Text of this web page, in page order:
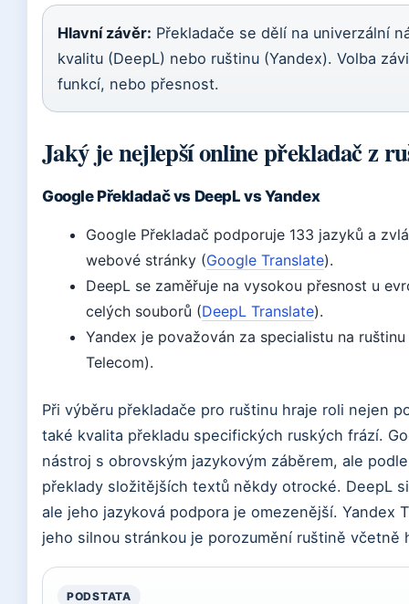
Hlavní závěr: Překladače se dělí na univerzální
kvalitu (DeepL) nebo ruštinu (Yandex). Volba
funkcí, nebo přesnost.
Jaký je nejlepší online překladač z
Google Překladač vs DeepL vs Yandex
Google Překladač podporuje 133 jazyků a
webové stránky (Google Translate).
DeepL se zaměřuje na vysokou přesnost u
celých souborů (DeepL Translate).
Yandex je považován za specialistu na
Telecom).
Při výběru překladače pro ruštinu hraje roli nejen
také kvalita překladu specifických ruských frází.
nástroj s obrovským jazykovým záběrem, ale
překlady složitějších textů někdy otrocké. DeepL
ale jeho jazyková podpora je omezenější. Yandex
jeho silnou stránkou je porozumění ruštině včetně
PODSTATA